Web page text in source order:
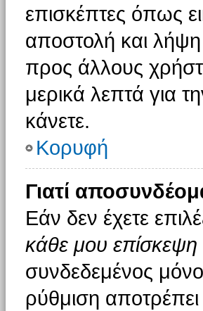
επισκέπτες όπως
αποστολή και
προς άλλους
μερικά λεπτά για
κάνετε.
Κορυφή
Γιατί
Εάν δεν έχετε
κάθε μου επίσκεψη
συνδεδεμένος
ρύθμιση